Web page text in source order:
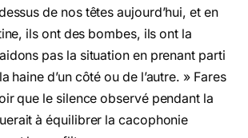
de nos têtes aujourd’hui, et en
ils ont des bombes, ils ont la
pas la situation en prenant parti
haine d’un côté ou de l’autre. » Fares
que le silence observé pendant la
à équilibrer la cacophonie